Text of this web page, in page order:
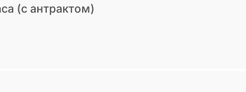
(с антрактом)